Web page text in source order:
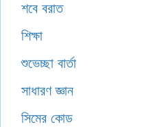
শবে বরাত
শিক্ষা
শুভেচ্ছা বার্তা
সাধারণ জ্ঞান
সিমের কোড